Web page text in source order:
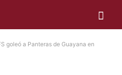
goleó a Panteras de Guayana en